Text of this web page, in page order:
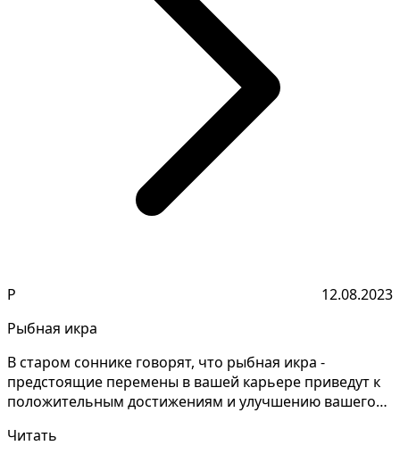
Р
12.08.2023
Рыбная икра
В старом соннике говорят, что рыбная икра -
предстоящие перемены в вашей карьере приведут к
положительным достижениям и улучшению вашего
Читать